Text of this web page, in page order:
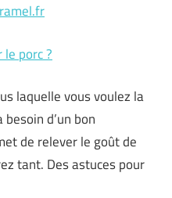
porc ?
laquelle vous voulez la
d’un bon
de relever le goût de
tant. Des astuces pour